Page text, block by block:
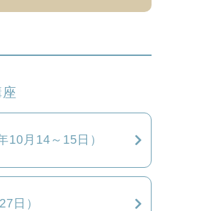
10月14～15日）
日）